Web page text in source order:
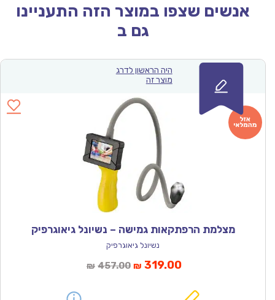
אנשים שצפו במוצר הזה התעניינו
גם ב
היה הראשון לדרג
מוצר זה
מצלמת הרפתקאות גמישה – נשיונל גיאוגרפיק
נשיונל גיאוגרפיק
₪ 457.00המחיר
₪ 319.00המחיר